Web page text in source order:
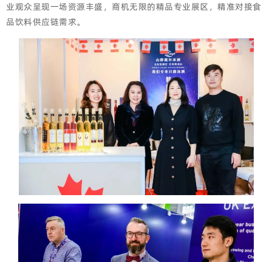
业观众呈现一场资源丰盛，商机无限的精品专业展区，精准对接食
品饮料供应链需求。